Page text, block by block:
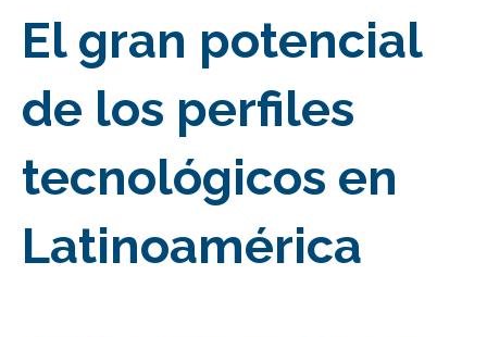
El gran potencial
de los perfiles
tecnológicos en
Latinoamérica